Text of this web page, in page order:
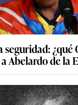
seguridad:
Abelardo de la